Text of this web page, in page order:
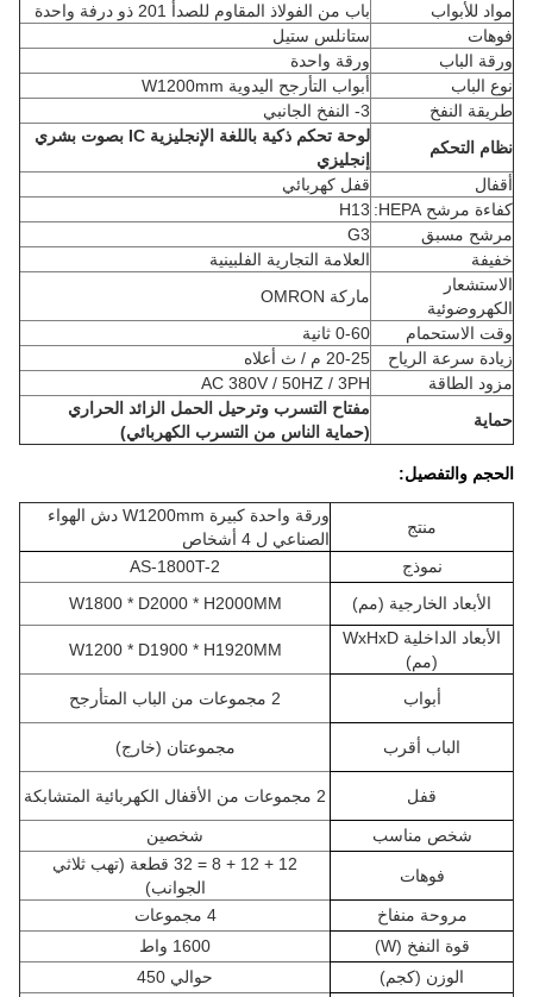
مواد للأبواب
باب من الفولاذ المقاوم للصدأ 201 ذو درفة واحدة
فوهات
ستانلس ستيل
ورقة الباب
ورقة واحدة
نوع الباب
أبواب التأرجح اليدوية W1200mm
طريقة النفخ
3- النفخ الجانبي
نظام التحكم
لوحة تحكم ذكية باللغة الإنجليزية IC بصوت بشري
إنجليزي
أقفال
قفل كهربائي
كفاءة مرشح HEPA:
H13
مرشح مسبق
G3
خفيفة
العلامة التجارية الفلبينية
الاستشعار
الكهروضوئية
ماركة OMRON
وقت الاستحمام
0-60 ثانية
زيادة سرعة الرياح
20-25 م / ث أعلاه
مزود الطاقة
AC 380V / 50HZ / 3PH
حماية
مفتاح التسرب وترحيل الحمل الزائد الحراري
(حماية الناس من التسرب الكهربائي)
الحجم والتفصيل:
منتج
ورقة واحدة كبيرة W1200mm دش الهواء
الصناعي ل 4 أشخاص
نموذج
AS-1800T-2
الأبعاد الخارجية (مم)
W1800 * D2000 * H2000MM
الأبعاد الداخلية WxHxD
(مم)
W1200 * D1900 * H1920MM
أبواب 2 مجموعات من الباب المتأرجح
الباب أقرب مجموعتان (خارج)
قفل 2 مجموعات من الأقفال الكهربائية المتشابكة
شخص مناسب شخصين
فوهات
12 + 12 + 8 = 32 قطعة (تهب ثلاثي
الجوانب)
مروحة منفاخ
4 مجموعات
قوة النفخ (W)
1600 واط
الوزن (كجم)
حوالي 450